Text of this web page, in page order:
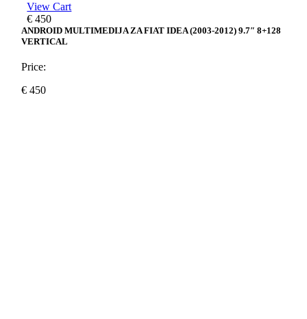
View Cart
€ 450
ANDROID MULTIMEDIJA ZA FIAT IDEA (2003-2012) 9.7″ 8+128
VERTICAL
Price:
€ 450